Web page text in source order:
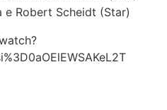
e Robert Scheidt (Star)